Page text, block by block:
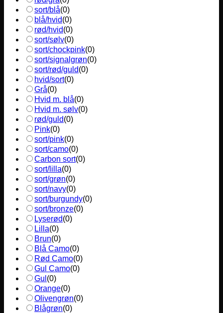
sort/blå(0)
blå/hvid(0)
rød/hvid(0)
sort/sølv(0)
sort/chockpink(0)
sort/signalgrøn(0)
sort/rød/guld(0)
hvid/sort(0)
Grå(0)
Hvid m. blå(0)
Hvid m. sølv(0)
rød/guld(0)
Pink(0)
sort/pink(0)
sort/camo(0)
Carbon sort(0)
sort/lilla(0)
sort/grøn(0)
sort/navy(0)
sort/burgundy(0)
sort/bronze(0)
Lyserød(0)
Lilla(0)
Brun(0)
Blå Camo(0)
Rød Camo(0)
Gul Camo(0)
Gul (0)
Orange(0)
Olivengrøn(0)
Blågrøn(0)